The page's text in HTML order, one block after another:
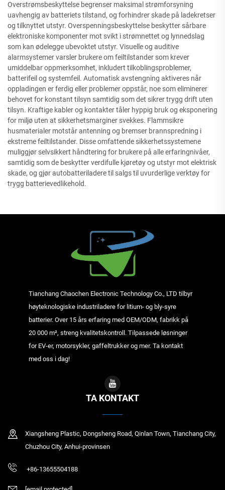
Overstrømsbeskyttelse begrenser maksimal strømforsyning
uavhengig av batteriets tilstand, og forhindrer skade på ladekretser
og tilknyttet utstyr. Overspenningsbeskyttelse beskytter sårbare
elektroniske komponenter mot svikt i strømnettet og lynnedslag
som kan ødelegge ubevoktet utstyr. Visuelle og auditive
alarmsystemer varsler brukere om feiltilstander som krever
umiddelbar oppmerksomhet, inkludert tilkoblingsproblemer,
batterifeil og systemfeil. Automatisk avstengning aktiveres når
oppladingen er ferdig eller problemer oppstår, noe som eliminerer
behovet for konstant tilsyn samtidig som det sikrer trygg drift uten
tilsyn. Kraftige kabler og kontakter tåler hyppig bruk og eksponering
for miljø uten at sikkerhetsmarginer svekkes. Flammsikre
husmaterialer motstår antenning og bremser brannspredning i
ekstreme feiltilstander. Disse omfattende sikkerhetssystemene
muliggjør selvsikkert håndtering for brukere på alle erfaringnivåer,
samtidig som de beskytter verdifulle kjøretøy og utstyr mot elektrisk
skade, og gjør autobatteriladere til salgs til uvurderlige verktøy for
trygg batterievedlikehold.
Tianchang Chaochen Electronic Technology Co., LTD tilbyr
høyteknologiske industriladere for litium- og bly-syre
batterier. Over 15 års erfaring med OEM/ODM, fabrikk på
20 000 m², streng kvalitetskontroll. Tilpassede løsninger
for EV-er, motorsykler, gaffeltrukker og mer. Ta kontakt
med oss i dag!
TA KONTAKT
Xiangsheng Plastic, Dongsheng Road, Qinlan Town, Tianchang City,
Chuzhou City, Anhui-provinsen
+86-13655504188